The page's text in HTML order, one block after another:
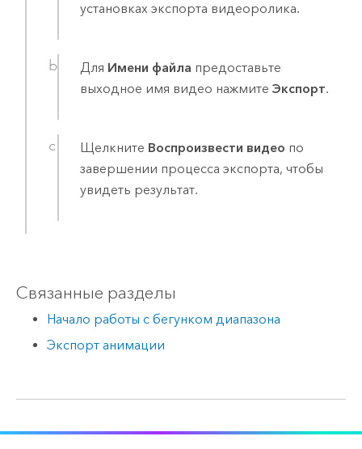
установках экспорта видеоролика.
Для Имени файла предоставьте
выходное имя видео нажмитеЭкспорт.
Щелкните Воспроизвести видео по
завершении процесса экспорта, чтобы
увидеть результат.
Связанные разделы
Начало работы с бегунком диапазона
Экспорт анимации